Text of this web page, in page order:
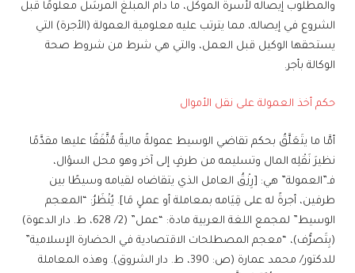
والمطلوب إيصاله لأسرة الموكِّل، ما دام المبلغ المرسَل معلومًا قبل
الشروع في إيصاله، مما يترتب عليه معلومية العمولة (الأجرة) التي
يستحقها الوكيل قبل العمل، والتي هي شرط من شروط صحة
الوكالة بأجر.
حكم أخذ العمولة على نقل الأموال
أمَّا ما يتَعَلَّقُ بحكم تقاضي الوسيط عمولةً ماليةً مُتَّفَقًا عليها مقدَّمًا
نظيرَ نَقْلِه المال وتسليمه من طرفٍ إلى آخر وهو محل السؤال،
فـ”العمولة” هي: [رِزْقُ العامل الذي يتقاضاه لقيامه وسيطًا بين
طرفين، أجرةً له على قِيَامه بمعاملة أو عملٍ مَا]. يُنْظَرُ: “المعجم
الوسيط” لمجمع اللغة العربية مادة: “عمل” (2/ 628، ط. دار الدعوة)
(بِتَصرُّف)، “معجم المصطلحات الاقتصادية في الحضارة الإسلامية”
للدكتور/ محمد عمارة (ص: 390، ط. دار الشروق). وهذه المعاملة